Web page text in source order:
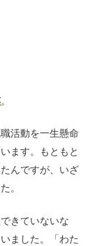
。
活動を一生懸命
ます。もともと
んですが、いざ
。
きていないな
ました。「わた